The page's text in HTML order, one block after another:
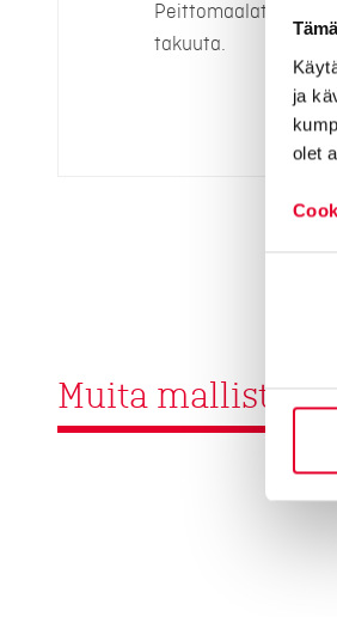
ja
olet
Peittomaalatuille
takuuta.
Muita malliston